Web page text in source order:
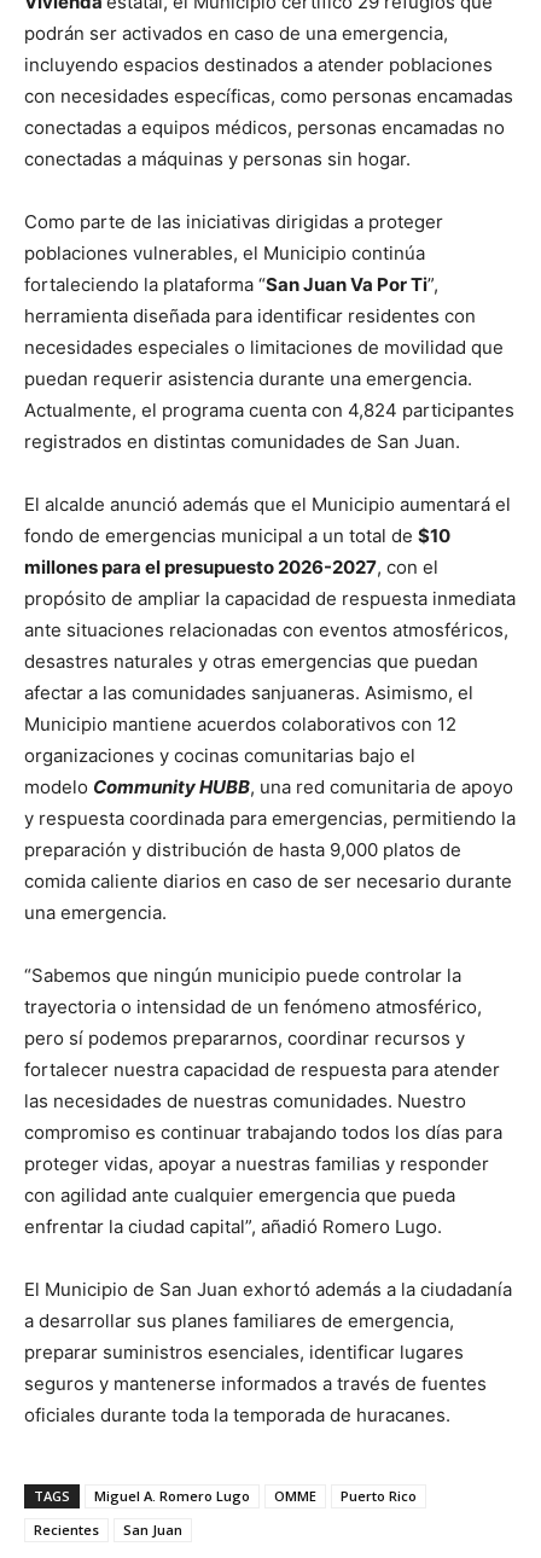
podrán ser activados en caso de una emergencia,
incluyendo espacios destinados a atender poblaciones
con necesidades específicas, como personas encamadas
conectadas a equipos médicos, personas encamadas no
conectadas a máquinas y personas sin hogar.
Como parte de las iniciativas dirigidas a proteger
poblaciones vulnerables, el Municipio continúa
fortaleciendo la plataforma “San Juan Va Por Ti”,
herramienta diseñada para identificar residentes con
necesidades especiales o limitaciones de movilidad que
puedan requerir asistencia durante una emergencia.
Actualmente, el programa cuenta con 4,824 participantes
registrados en distintas comunidades de San Juan.
El alcalde anunció además que el Municipio aumentará el
fondo de emergencias municipal a un total de $10
millones para el presupuesto 2026-2027, con el
propósito de ampliar la capacidad de respuesta inmediata
ante situaciones relacionadas con eventos atmosféricos,
desastres naturales y otras emergencias que puedan
afectar a las comunidades sanjuaneras. Asimismo, el
Municipio mantiene acuerdos colaborativos con 12
organizaciones y cocinas comunitarias bajo el
modelo Community HUBB, una red comunitaria de apoyo
y respuesta coordinada para emergencias, permitiendo la
preparación y distribución de hasta 9,000 platos de
comida caliente diarios en caso de ser necesario durante
una emergencia.
“Sabemos que ningún municipio puede controlar la
trayectoria o intensidad de un fenómeno atmosférico,
pero sí podemos prepararnos, coordinar recursos y
fortalecer nuestra capacidad de respuesta para atender
las necesidades de nuestras comunidades. Nuestro
compromiso es continuar trabajando todos los días para
proteger vidas, apoyar a nuestras familias y responder
con agilidad ante cualquier emergencia que pueda
enfrentar la ciudad capital”, añadió Romero Lugo.
El Municipio de San Juan exhortó además a la ciudadanía
a desarrollar sus planes familiares de emergencia,
preparar suministros esenciales, identificar lugares
seguros y mantenerse informados a través de fuentes
oficiales durante toda la temporada de huracanes.
TAGS Miguel A. Romero Lugo OMME
Puerto Rico
Recientes
San Juan